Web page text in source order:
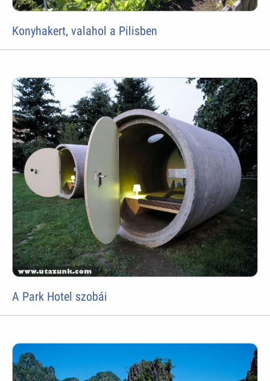
Konyhakert, valahol a Pilisben
A Park Hotel szobái